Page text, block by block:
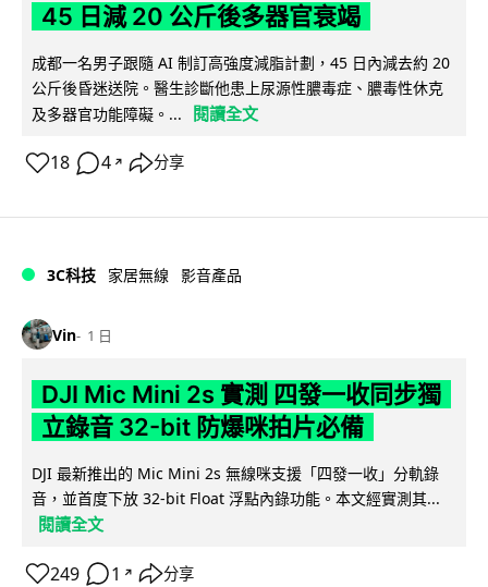
45 日減 20 公斤後多器官衰竭
成都一名男子跟隨 AI 制訂高強度減脂計劃，45 日內減去約 20
公斤後昏迷送院。醫生診斷他患上尿源性膿毒症、膿毒性休克
及多器官功能障礙。...
閱讀全文
18 4 ↗ 分享
3C科技 家居無線 影音產品
Vin 1 日
DJI Mic Mini 2s 實測 四發一收同步獨
立錄音 32-bit 防爆咪拍片必備
DJI 最新推出的 Mic Mini 2s 無線咪支援「四發一收」分軌錄
音，並首度下放 32-bit Float 浮點內錄功能。本文經實測其...
閱讀全文
249 1 ↗ 分享